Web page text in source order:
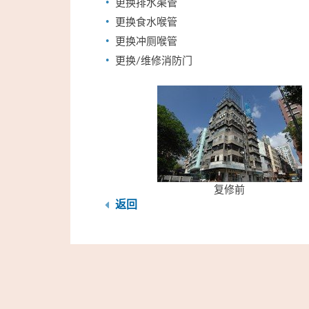
更换食水喉管
更换冲厕喉管
更换/维修消防门
复修前
返回